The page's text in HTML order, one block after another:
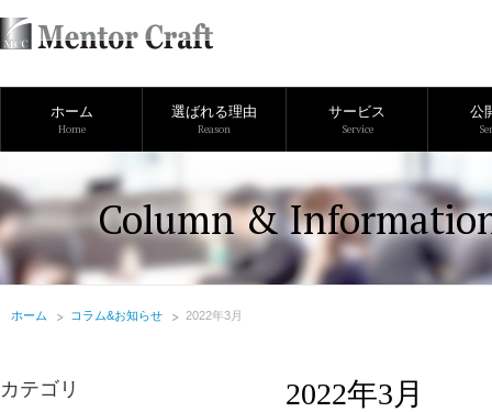
ホーム
Home
選ばれる理由
Reason
サービス
Service
公
Column &
ホーム コラム&お知らせ 2022年3月
2022年3月
カテゴリ